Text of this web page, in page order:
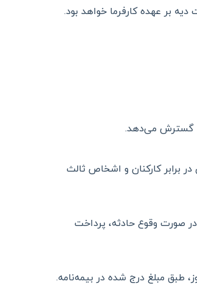
بر عهده کارفرما خواهد بود.
گسترش می‌دهد.
برابر کارکنان و اشخاص ثالث
صورت وقوع حادثه، پرداخت